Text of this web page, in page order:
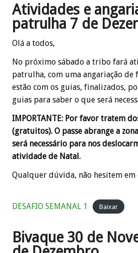
Atividades e
patrulha 7 de
Olá a todos,
No próximo sábado a tribo fará
patrulha, com uma angariação de
estão com os guias, finalizados,
guias para saber o que será
IMPORTANTE: Por favor tratem
(gratuitos). O passe abrange a
será necessário para nos
atividade de Natal.
Qualquer dúvida, não hesitem em
DESAFIO SEMANAL 1 Baixar
Bivaque 30 de